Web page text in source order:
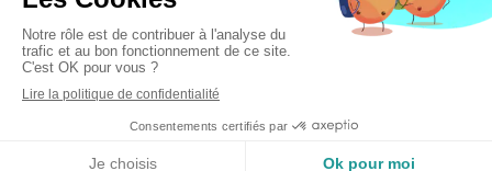
Création et référencement du site par Simplébo
Ce site a été proposé par le 1er Réseau National de
professionnels de la rénovation